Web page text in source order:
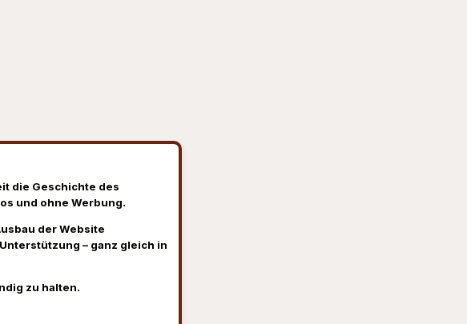
die Geschichte des
und ohne Werbung.
der Website
– ganz gleich in
zu halten.